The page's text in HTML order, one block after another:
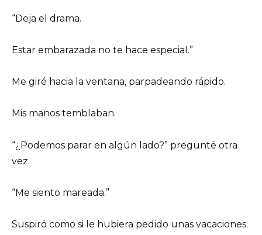
“Deja el drama.
Estar embarazada no te hace especial.”
Me giré hacia la ventana, parpadeando rápido.
Mis manos temblaban.
“¿Podemos parar en algún lado?” pregunté otra
vez.
“Me siento mareada.”
Suspiró como si le hubiera pedido unas vacaciones.